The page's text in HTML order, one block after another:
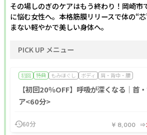
その場しのぎのケアはもう終わり！岡崎市
に悩む女性へ。本格筋膜リリースで体の“
まない軽やかで美しい身体へ。
PICK UP メニュー
初回 特典 もみほぐし ボディ 肩・背中・腰
【初回20％OFF】呼吸が深くなる｜首
ア<60分>
60分 ￥8,000